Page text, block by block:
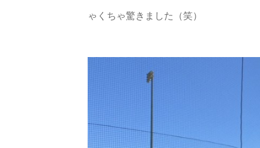
ゃくちゃ驚きました（笑）